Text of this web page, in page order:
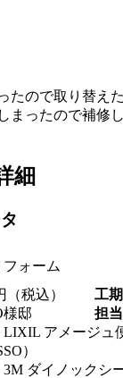
たので取り替えた
まったので補修
細
フォーム
（税込） 工期
様邸 担当
LIXIL アメージ
）
3M ダイノックシ